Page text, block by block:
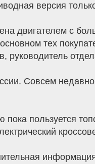
версия
двигателем с
тех
руководитель
Совсем
пользуется